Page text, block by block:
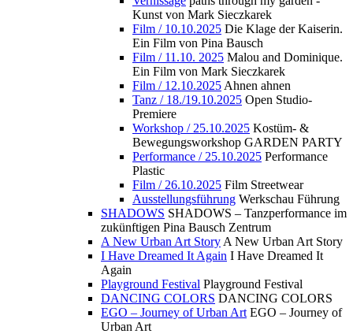
Kunst von Mark Sieczkarek
Film / 10.10.2025 Die Klage der Kaiserin.
Ein Film von Pina Bausch
Film / 11.10. 2025 Malou and Dominique.
Ein Film von Mark Sieczkarek
Film / 12.10.2025 Ahnen ahnen
Tanz / 18./19.10.2025 Open Studio-
Premiere
Workshop / 25.10.2025 Kostüm- &
Bewegungsworkshop GARDEN PARTY
Performance / 25.10.2025 Performance
Plastic
Film / 26.10.2025 Film Streetwear
Ausstellungsführung Werkschau Führung
SHADOWS SHADOWS – Tanzperformance im
zukünftigen Pina Bausch Zentrum
A New Urban Art Story A New Urban Art Story
I Have Dreamed It Again I Have Dreamed It
Again
Playground Festival Playground Festival
DANCING COLORS DANCING COLORS
EGO – Journey of Urban Art EGO – Journey of
Urban Art